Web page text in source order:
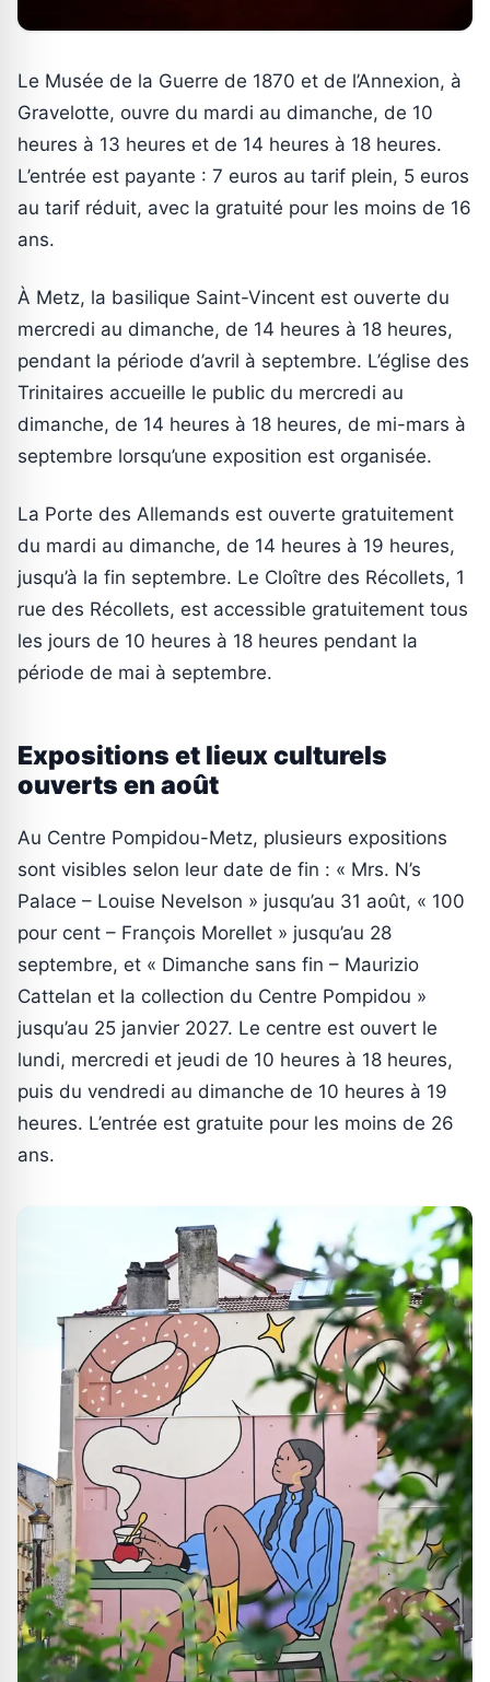
Le Musée de la Guerre de 1870 et de l’Annexion, à
Gravelotte, ouvre du mardi au dimanche, de 10
heures à 13 heures et de 14 heures à 18 heures.
L’entrée est payante : 7 euros au tarif plein, 5 euros
au tarif réduit, avec la gratuité pour les moins de 16
ans.
À Metz, la basilique Saint-Vincent est ouverte du
mercredi au dimanche, de 14 heures à 18 heures,
pendant la période d’avril à septembre. L’église des
Trinitaires accueille le public du mercredi au
dimanche, de 14 heures à 18 heures, de mi-mars à
septembre lorsqu’une exposition est organisée.
La Porte des Allemands est ouverte gratuitement
du mardi au dimanche, de 14 heures à 19 heures,
jusqu’à la fin septembre. Le Cloître des Récollets, 1
rue des Récollets, est accessible gratuitement tous
les jours de 10 heures à 18 heures pendant la
période de mai à septembre.
Expositions et lieux culturels
ouverts en août
Au Centre Pompidou-Metz, plusieurs expositions
sont visibles selon leur date de fin : « Mrs. N’s
Palace – Louise Nevelson » jusqu’au 31 août, « 100
pour cent – François Morellet » jusqu’au 28
septembre, et « Dimanche sans fin – Maurizio
Cattelan et la collection du Centre Pompidou »
jusqu’au 25 janvier 2027. Le centre est ouvert le
lundi, mercredi et jeudi de 10 heures à 18 heures,
puis du vendredi au dimanche de 10 heures à 19
heures. L’entrée est gratuite pour les moins de 26
ans.